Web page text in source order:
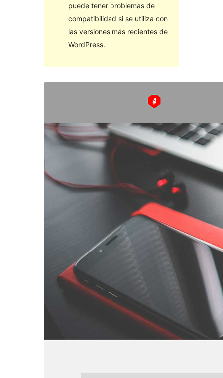
puede tener problemas de
compatibilidad si se utiliza con
las versiones más recientes de
WordPress.